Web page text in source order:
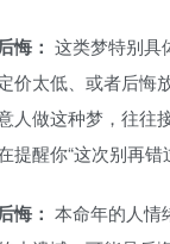
悔： 这类梦特别具
价太低、或者后悔
人做这种梦，往往
醒你“这次别再错
悔： 本命年的人情